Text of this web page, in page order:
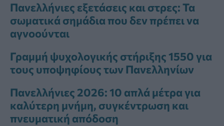
Πανελλήνιες εξετάσεις και στρες: Τα
σωματικά σημάδια που δεν πρέπει να
αγνοούνται
Γραμμή ψυχολογικής στήριξης 1550 για
τους υποψηφίους των Πανελληνίων
Πανελλήνιες 2026: 10 απλά μέτρα για
καλύτερη μνήμη, συγκέντρωση και
πνευματική απόδοση